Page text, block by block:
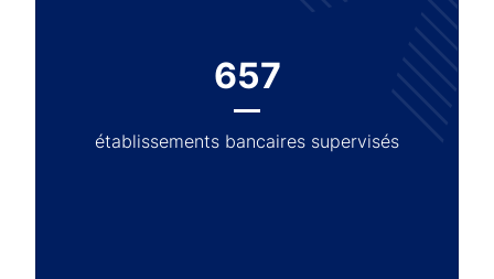
657
établissements bancaires supervisés